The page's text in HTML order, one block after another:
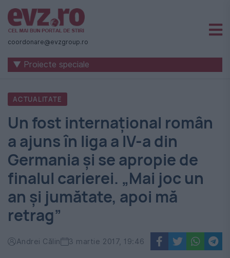
Știri
naționale
internaționale
România
-
Evenimentul
Zilei
coordonare@evzgroup.ro
▼ Proiecte speciale
ACTUALITATE
Un fost internațional român
a ajuns în liga a IV-a din
Germania și se apropie de
finalul carierei. „Mai joc un
an și jumătate, apoi mă
retrag”
Andrei Călin 3 martie 2017, 19:46